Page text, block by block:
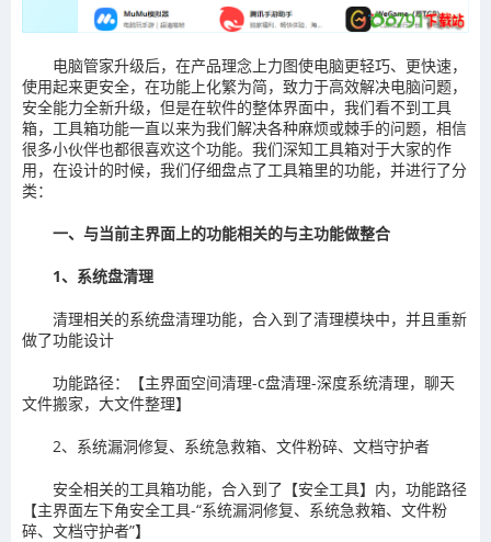
电脑管家升级后，在产品理念上力图使电脑更轻巧、更快速，
使用起来更安全，在功能上化繁为简，致力于高效解决电脑问题，
安全能力全新升级，但是在软件的整体界面中，我们看不到工具
箱，工具箱功能一直以来为我们解决各种麻烦或棘手的问题，相信
很多小伙伴也都很喜欢这个功能。我们深知工具箱对于大家的作
用，在设计的时候，我们仔细盘点了工具箱里的功能，并进行了分
类：
一、与当前主界面上的功能相关的与主功能做整合
1、系统盘清理
清理相关的系统盘清理功能，合入到了清理模块中，并且重新
做了功能设计
功能路径：【主界面空间清理-c盘清理-深度系统清理，聊天
文件搬家，大文件整理】
2、系统漏洞修复、系统急救箱、文件粉碎、文档守护者
安全相关的工具箱功能，合入到了【安全工具】内，功能路径
【主界面左下角安全工具-“系统漏洞修复、系统急救箱、文件粉
碎、文档守护者”】